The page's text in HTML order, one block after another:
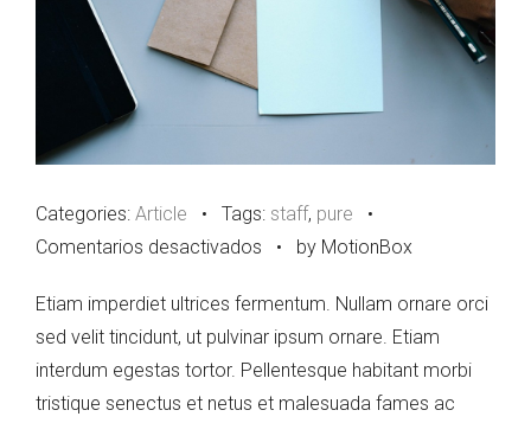
Categories: Article • Tags: staff, pure •
Comentarios desactivados en
Image
• by MotionBox
Etiam imperdiet ultrices fermentum. Nullam ornare orci
sed velit tincidunt, ut pulvinar ipsum ornare. Etiam
interdum egestas tortor. Pellentesque habitant morbi
tristique senectus et netus et malesuada fames ac